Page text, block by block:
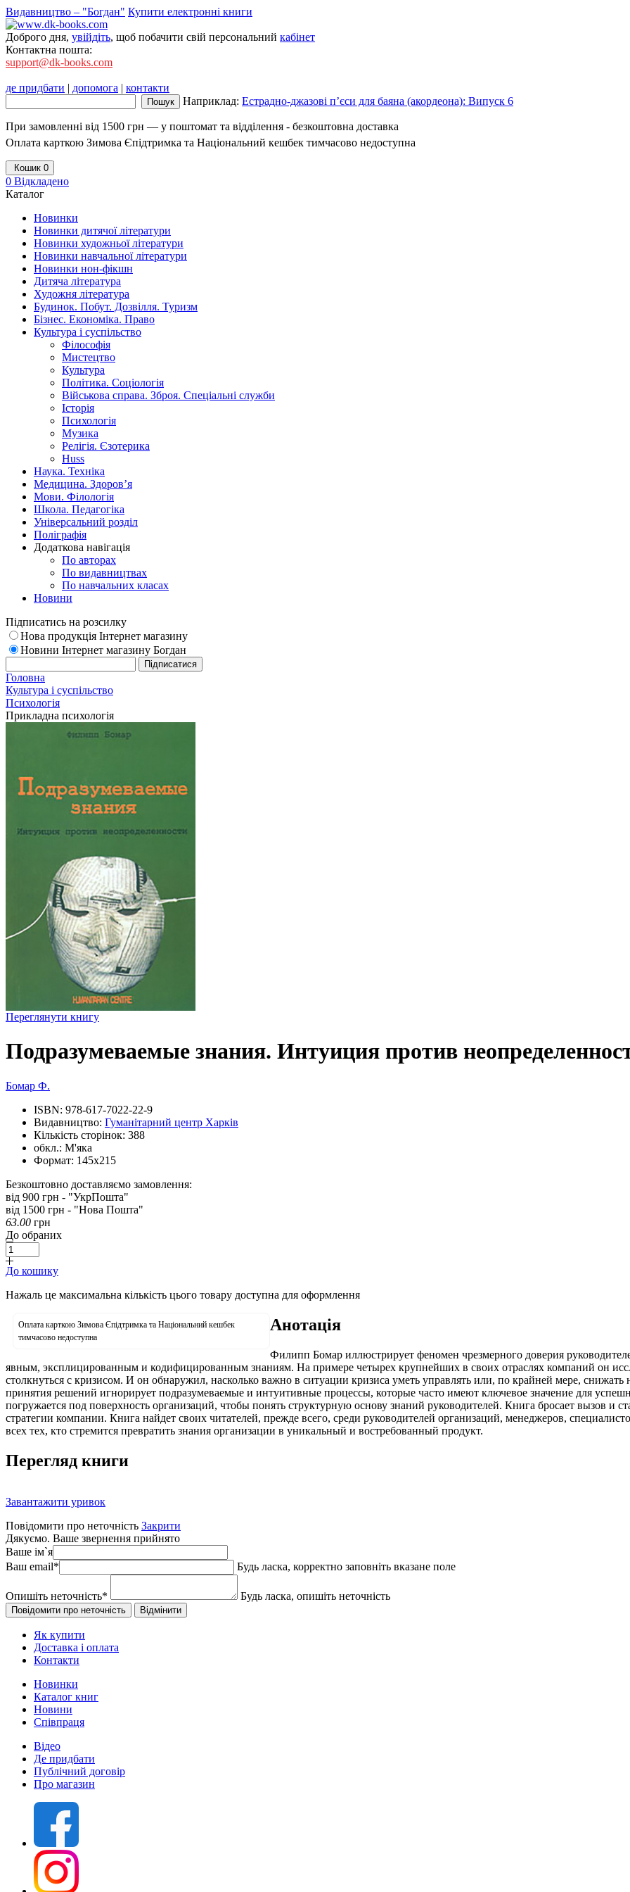
Видавництво – "Богдан" Купити електронні книги
Доброго дня, увійдіть, щоб побачити свій персональний кабінет
Контактна пошта:
support@dk-books.com
де придбати | допомога | контакти
Наприклад: Естрадно-джазові п’єси для баяна (акордеона): Випуск 6
При замовленні від 1500 грн — у поштомат та відділення - безкоштовна доставка
Оплата карткою Зимова Єпідтримка та Національний кешбек тимчасово недоступна
Кошик 0
0 Відкладено
Каталог
Новинки
Новинки дитячої літератури
Новинки художньої літератури
Новинки навчальної літератури
Новинки нон-фікшн
Дитяча література
Художня література
Будинок. Побут. Дозвілля. Туризм
Бізнес. Економіка. Право
Культура і суспільство
Філософія
Мистецтво
Культура
Політика. Соціологія
Військова справа. Зброя. Спеціальні служби
Історія
Психологія
Музика
Релігія. Єзотерика
Huss
Наука. Техніка
Медицина. Здоров’я
Мови. Філологія
Школа. Педагогіка
Універсальний розділ
Поліграфія
Додаткова навігація
По авторах
По видавництвах
По навчальних класах
Новини
Підписатись на розсилку
Нова продукція Інтернет магазину
Новини Інтернет магазину Богдан
Головна
Культура і суспільство
Психологія
Прикладна психологія
Переглянути книгу
Подразумеваемые знания. Интуиция против
Бомар Ф.
ISBN: 978-617-7022-22-9
Видавництво: Гуманітарний центр Харків
Кількість сторінок: 388
обкл.: М'яка
Формат: 145х215
Безкоштовно доставляємо замовлення:
від 900 грн - "УкрПошта"
від 1500 грн - "Нова Пошта"
63.00 грн
До обраних
До кошику
Нажаль це максимальна кількість цього товару доступна для оформлення
Оплата карткою Зимова Єпідтримка та Національний кешбек
тимчасово недоступна
Анотація
Филипп Бомар иллюстрирует феномен чрезмерного доверия
явным, эксплицированным и кодифицированным знаниям. На примере четырех крупнейших в своих отраслях компаний он
столкнуться с кризисом. И он обнаружил, насколько важно в ситуации кризиса уметь управлять или, по крайней мере,
принятия решений игнорирует подразумеваемые и интуитивные процессы, которые часто имеют ключевое значение для
погружается под поверхность организаций, чтобы понять структурную основу знаний руководителей. Книга бросает вызов и
стратегии компании. Книга найдет своих читателей, прежде всего, среди руководителей организаций, менеджеров,
всех тех, кто стремится превратить знания организации в уникальный и востребованный продукт.
Перегляд книги
Завантажити уривок
Повідомити про неточність Закрити
Дякуємо. Ваше звернення прийнято
Ваше ім`я
Ваш email* Будь ласка, корректно заповніть вказане поле
Опишіть неточність* Будь ласка, опишіть неточність
Як купити
Доставка і оплата
Контакти
Новинки
Каталог книг
Новини
Співпраця
Відео
Де придбати
Публічний договір
Про магазин